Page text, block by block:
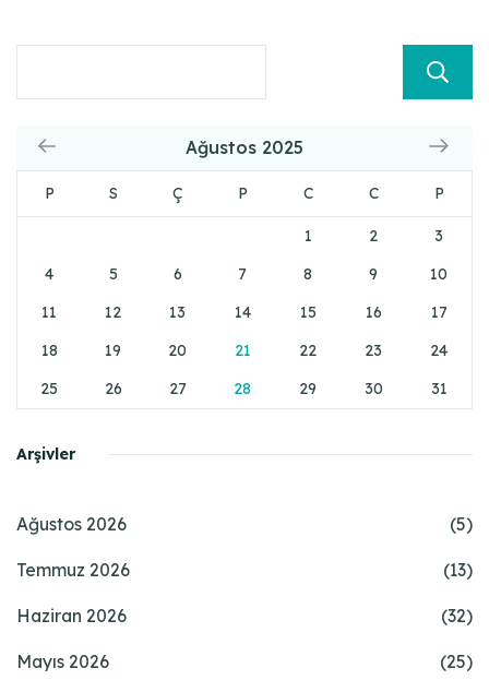
Ağustos 2025
P S Ç P C C P
1 2
3
4
5 6 7 8 9
10
11
12 13 14 15 16
17
18
19 20 21 22 23
24
25
26 27 28 29 30 31
Arşivler
Ağustos 2026 (5)
Temmuz 2026 (13)
Haziran 2026 (32)
Mayıs 2026 (25)